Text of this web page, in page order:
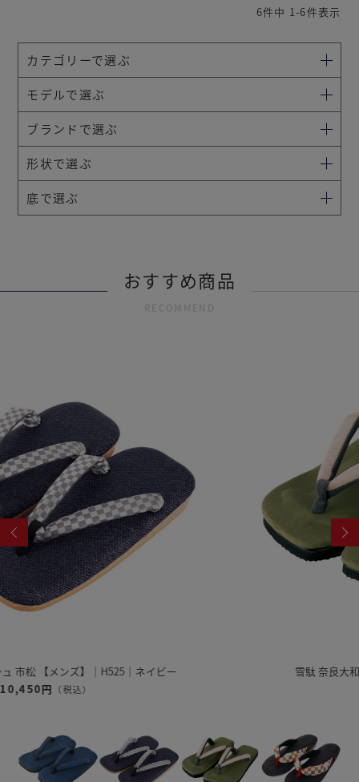
6件中 1-6件表示
カテゴリーで選ぶ
モデルで選ぶ
ブランドで選ぶ
形状で選ぶ
底で選ぶ
おすすめ商品
RECOMMEND
雪駄 奈良大和 緑茶染め 【レディース】｜R1162